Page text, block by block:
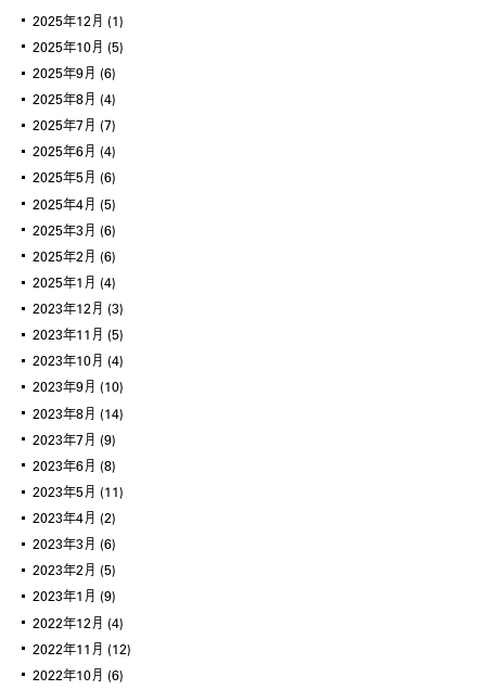
2025年12月 (1)
2025年10月 (5)
2025年9月 (6)
2025年8月 (4)
2025年7月 (7)
2025年6月 (4)
2025年5月 (6)
2025年4月 (5)
2025年3月 (6)
2025年2月 (6)
2025年1月 (4)
2023年12月 (3)
2023年11月 (5)
2023年10月 (4)
2023年9月 (10)
2023年8月 (14)
2023年7月 (9)
2023年6月 (8)
2023年5月 (11)
2023年4月 (2)
2023年3月 (6)
2023年2月 (5)
2023年1月 (9)
2022年12月 (4)
2022年11月 (12)
2022年10月 (6)